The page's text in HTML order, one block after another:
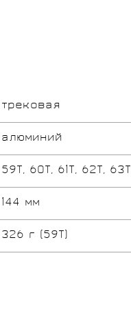
трековая
алюминий
59T, 60T, 61T, 62T, 63Т
144 мм
326 г (59T)